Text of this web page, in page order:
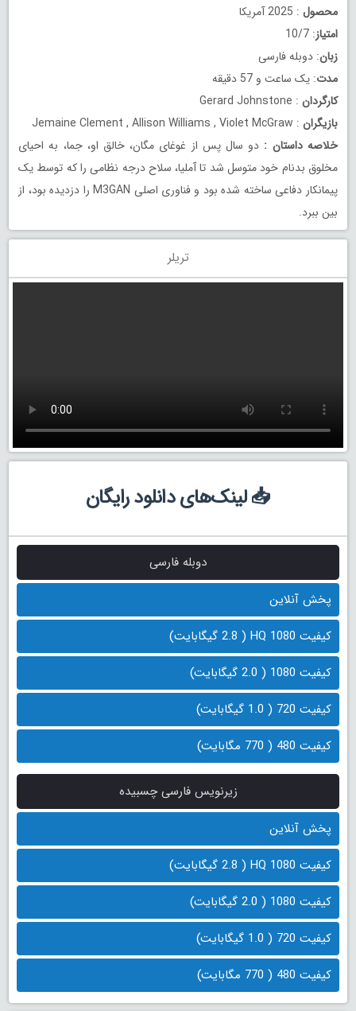
محصول : 2025 آمریکا
امتیاز: 10/7
زبان: دوبله فارسی
مدت: یک ساعت و 57 دقیقه
کارگردان : Gerard Johnstone
بازیگران : Jemaine Clement , Allison Williams , Violet McGraw
خلاصه داستان : دو سال پس از غوغای مگان، خالق او، جما، به احیای
مخلوق بدنام خود متوسل شد تا آملیا، سلاح درجه نظامی را که توسط یک
پیمانکار دفاعی ساخته شده بود و فناوری اصلی M3GAN را دزدیده بود، از
بین ببرد.
تریلر
📥 لینک‌های دانلود رایگان
دوبله فارسی
پخش آنلاین
کیفیت 1080 HQ ( 2.8 گیگابایت)
کیفیت 1080 ( 2.0 گیگابایت)
کیفیت 720 ( 1.0 گیگابایت)
کیفیت 480 ( 770 مگابایت)
زیرنویس فارسی چسبیده
پخش آنلاین
کیفیت 1080 HQ ( 2.8 گیگابایت)
کیفیت 1080 ( 2.0 گیگابایت)
کیفیت 720 ( 1.0 گیگابایت)
کیفیت 480 ( 770 مگابایت)